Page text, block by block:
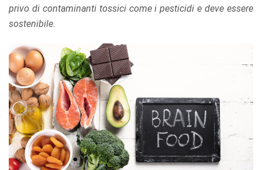
privo di contaminanti tossici come i pesticidi e deve essere
sostenibile.